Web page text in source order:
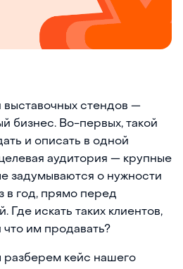
выставочных стендов —
бизнес. Во-первых, такой
и описать в одной
аудитория — крупные
задумываются о нужности
в год, прямо перед
Где искать таких клиентов,
что им продавать?
разберем кейс нашего